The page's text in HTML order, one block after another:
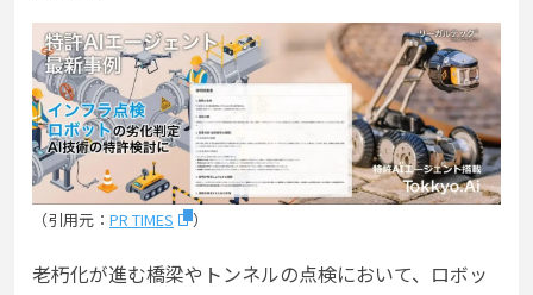
（引用元： PR TIMES ）
老朽化が進む橋梁やトンネルの点検において、ロボッ